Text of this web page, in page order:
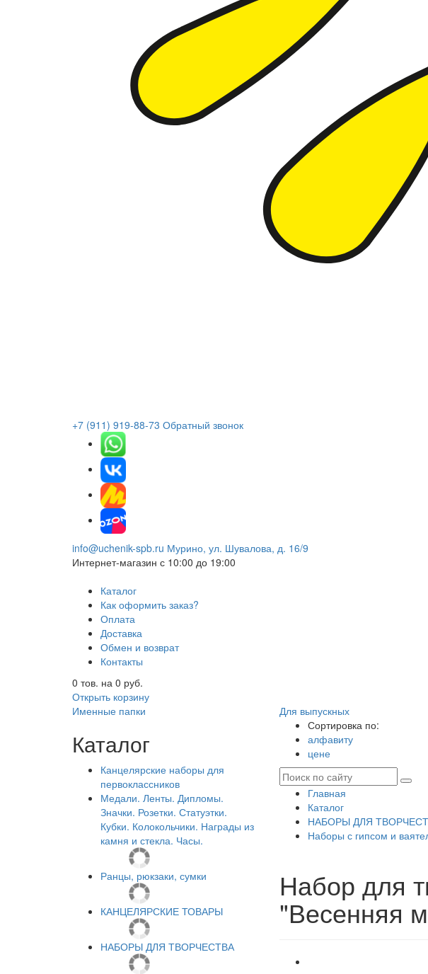
+7 (911) 919-88-73 Обратный звонок
info@uchenik-spb.ru Мурино, ул. Шувалова, д. 16/9
Интернет-магазин с 10:00 до 19:00
Каталог
Как оформить заказ?
Оплата
Доставка
Обмен и возврат
Контакты
0 тов. на 0 руб.
Открыть корзину
Именные папки
Для выпускных
Каталог
Канцелярские наборы для
первоклассников
Медали. Ленты. Дипломы.
Значки. Розетки. Статуэтки.
Кубки. Колокольчики. Награды из
камня и стекла. Часы.
Ранцы, рюкзаки, сумки
КАНЦЕЛЯРСКИЕ ТОВАРЫ
НАБОРЫ ДЛЯ ТВОРЧЕСТВА
Сортировка по:
алфавиту
цене
Главная
Каталог
НАБОРЫ ДЛЯ
Наборы с гипсом и
Набор для
"Весенняя